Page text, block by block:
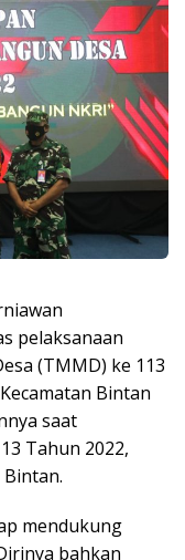
pelaksanaan
(TMMD) ke 113
Bintan
saat
Tahun 2022,
mendukung
bahkan